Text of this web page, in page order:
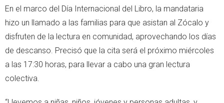
En el marco del Día Internacional del Libro, la mandataria
hizo un llamado a las familias para que asistan al Zócalo y
disfruten de la lectura en comunidad, aprovechando los días
de descanso. Precisó que la cita será el próximo miércoles
a las 17:30 horas, para llevar a cabo una gran lectura
colectiva.